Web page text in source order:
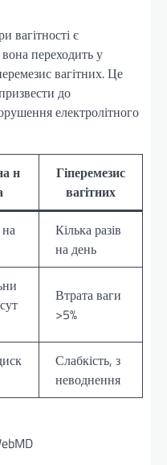
вагітності є
переходить у
вагітних. Це
до
електролітного
н
Гіперемезис
вагітних
Кілька разів
на день
Втрата ваги
>5%
Слабкість, з
неводнення